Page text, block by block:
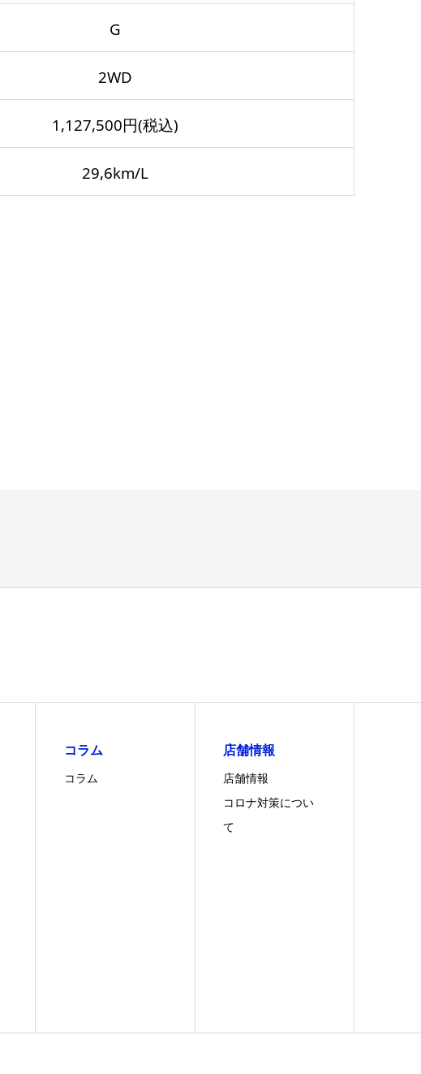
G
2WD
1,127,500円(税込)
29,6km/L
コラム
コラム
店舗情報
店舗情報
コロナ対策につい
て